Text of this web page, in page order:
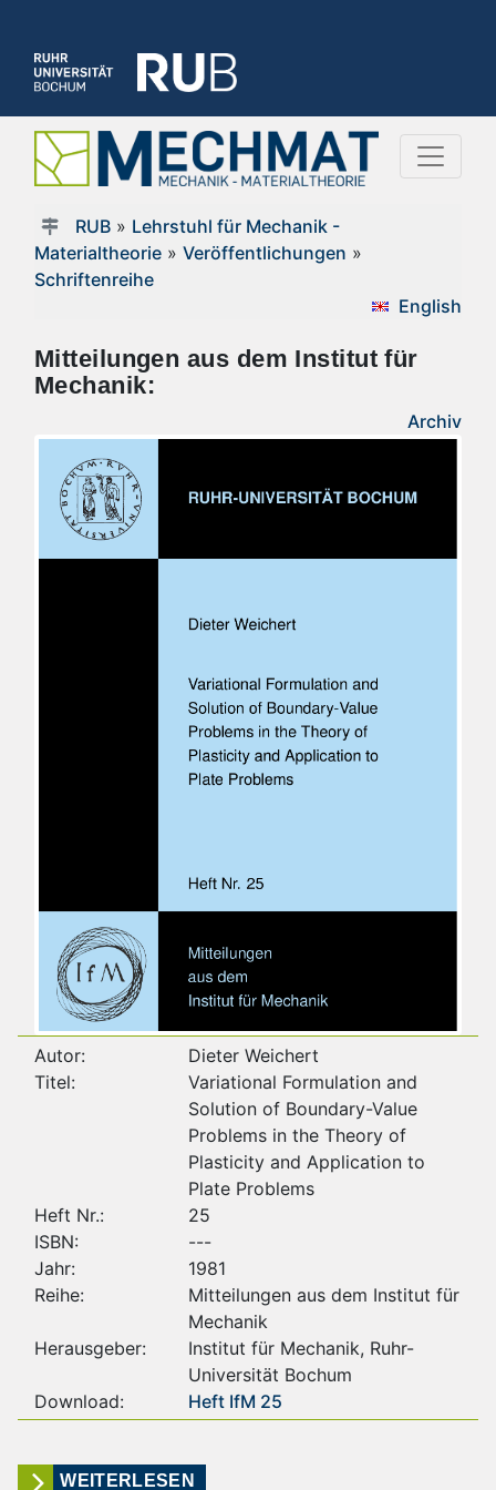
RUB» Lehrstuhl für Mechanik -
Materialtheorie » Veröffentlichungen »
Schriftenreihe
English
Mitteilungen aus dem Institut für
Mechanik:
Archiv
Autor:
Dieter Weichert
Titel:
Variational Formulation and
Solution of Boundary-Value
Problems in the Theory of
Plasticity and Application to
Plate Problems
Heft Nr.:
25
ISBN:
---
Jahr:
1981
Reihe:
Mitteilungen aus dem Institut für
Mechanik
Herausgeber:
Institut für Mechanik, Ruhr-
Universität Bochum
Download:
Heft IfM 25
WEITERLESEN